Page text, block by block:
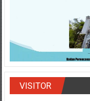
VISITOR